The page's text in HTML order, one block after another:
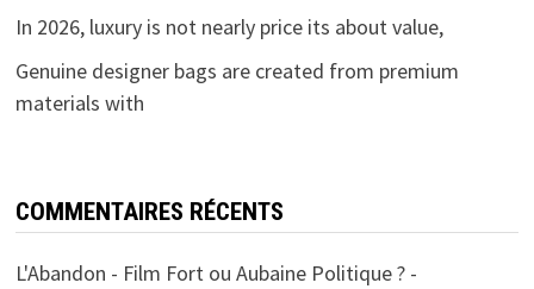
In 2026, luxury is not nearly price its about value,
Genuine designer bags are created from premium
materials with
COMMENTAIRES RÉCENTS
L'Abandon - Film Fort ou Aubaine Politique ? -